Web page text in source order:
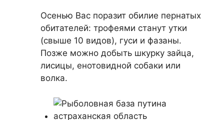
Осенью Вас поразит обилие пернатых
обитателей: трофеями станут утки
(свыше 10 видов), гуси и фазаны.
Позже можно добыть шкурку зайца,
лисицы, енотовидной собаки или
волка.